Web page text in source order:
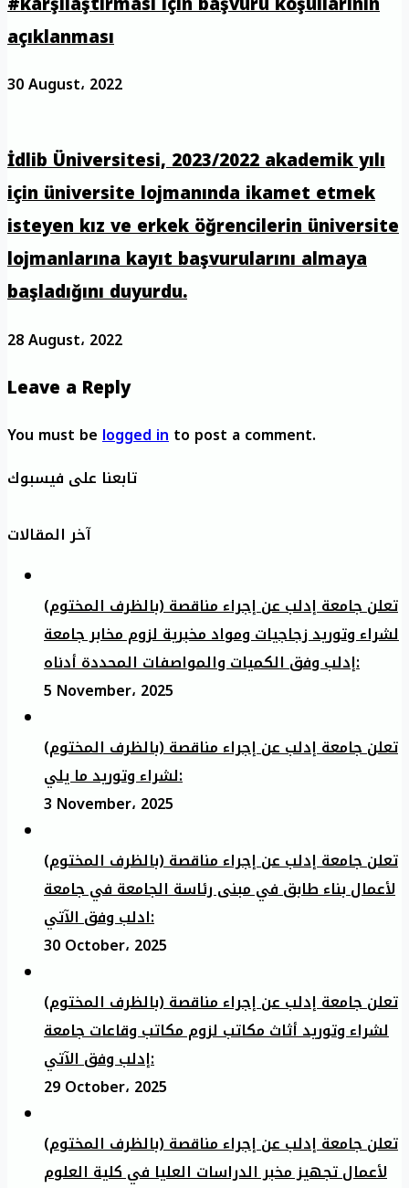
açıklanması
30 August، 2022
İdlib Üniversitesi, 2023/2022 akademik yılı
için üniversite lojmanında ikamet etmek
isteyen kız ve erkek öğrencilerin üniversite
lojmanlarına kayıt başvurularını almaya
başladığını duyurdu.
28 August، 2022
Leave a Reply
You must belogged into post a comment.
تابعنا على فيسبوك
آخر المقالات
تعلن جامعة إدلب عن إجراء مناقصة (بالظرف المختوم)
لشراء وتوريد زجاجيات ومواد مخبرية لزوم مخابر جامعة
إدلب وفق الكميات والمواصفات المحددة أدناه:
5 November، 2025
تعلن جامعة إدلب عن إجراء مناقصة (بالظرف المختوم)
لشراء وتوريد ما يلي:
3 November، 2025
تعلن جامعة إدلب عن إجراء مناقصة (بالظرف المختوم)
لأعمال بناء طابق في مبنى رئاسة الجامعة في جامعة
ادلب وفق الآتي:
30 October، 2025
تعلن جامعة إدلب عن إجراء مناقصة (بالظرف المختوم)
لشراء وتوريد أثاث مكاتب لزوم مكاتب وقاعات جامعة
إدلب وفق الآتي:
29 October، 2025
تعلن جامعة إدلب عن إجراء مناقصة (بالظرف المختوم)
لأعمال تجهيز مخبر الدراسات العليا في كلية العلوم